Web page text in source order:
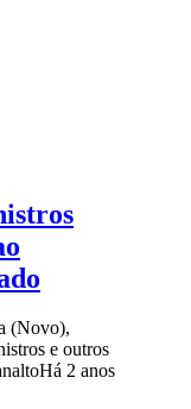
(Novo),
e outros
Há 2 anos